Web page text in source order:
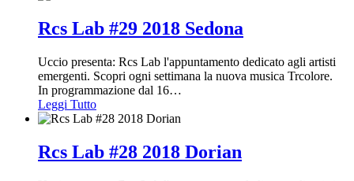
Rcs Lab #29 2018 Sedona
Uccio presenta: Rcs Lab l'appuntamento dedicato agli artisti
emergenti. Scopri ogni settimana la nuova musica Trcolore.
In programmazione dal 16…
Leggi Tutto
Rcs Lab #28 2018 Dorian